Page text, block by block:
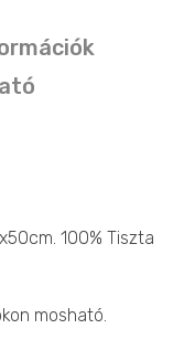
100% Tiszta
mosható.